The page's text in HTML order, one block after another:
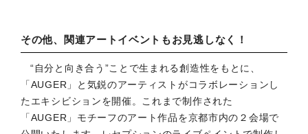
その他、関連アートイベントもお見逃しなく！
“自分と向き合う”ことで生まれる創造性をもとに、
「AUGER」と気鋭のアーティストがコラボレーションし
たエキシビションを開催。これまで制作された
「AUGER」モチーフのアート作品を京都市内の２会場で